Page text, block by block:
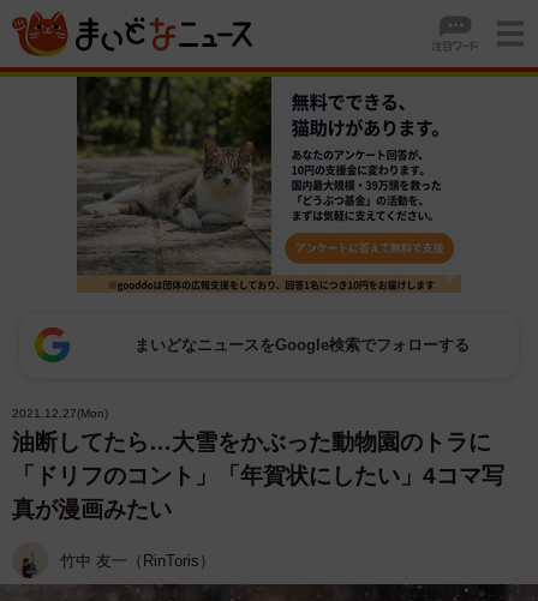
まいどなニュースをGoogle検索でフォローする
2021.12.27(Mon)
油断してたら…大雪をかぶった動物園のトラに
「ドリフのコント」「年賀状にしたい」4コマ写
真が漫画みたい
竹中 友一（RinToris）